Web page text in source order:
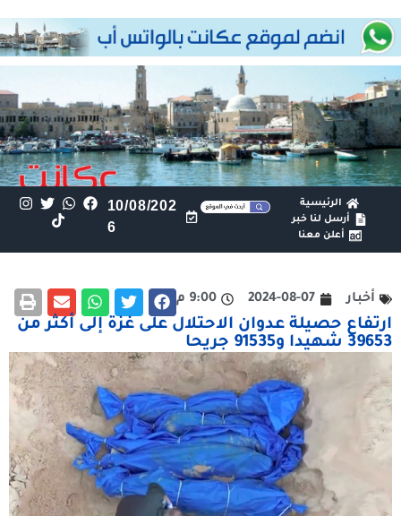
الرئيسية
أرسل لنا خبر
أعلن معنا
10/08/202
6
أخبار 2024-08-07 9:00 م
ارتفاع حصيلة عدوان الاحتلال على غزة إلى أكثر من
39653 شهيدا و91535 جريحا